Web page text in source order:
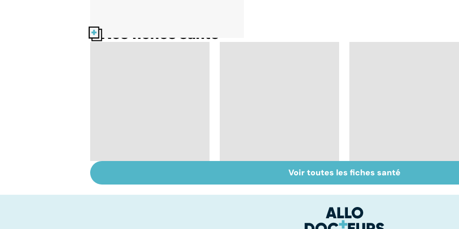
Nos fiches santé
bonnes résolutions
Muscler ses abdos
pour retrouver un
Crampes, déchirures,
élongations... : quand
Voir toutes les fiches santé